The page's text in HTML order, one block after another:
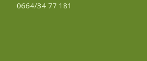
0664/34 77 181